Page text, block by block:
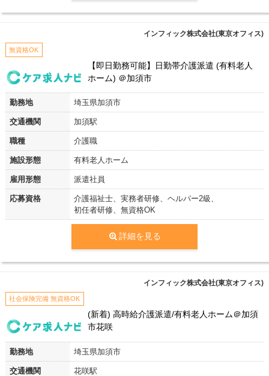
インフィック株式会社(東京オフィス)
無資格OK
【即日勤務可能】日勤帯介護派遣 (有料老人
ホーム) ＠加須市
勤務地 埼玉県加須市
交通機関 加須駅
職種 介護職
施設形態 有料老人ホーム
雇用形態 派遣社員
応募資格
介護福祉士、実務者研修、ヘルパー2級、
初任者研修、無資格OK
詳細を見る
インフィック株式会社(東京オフィス)
社会保険完備 無資格OK
(新着) 高時給介護派遣/有料老人ホーム＠加須
市花咲
勤務地 埼玉県加須市
交通機関 花咲駅